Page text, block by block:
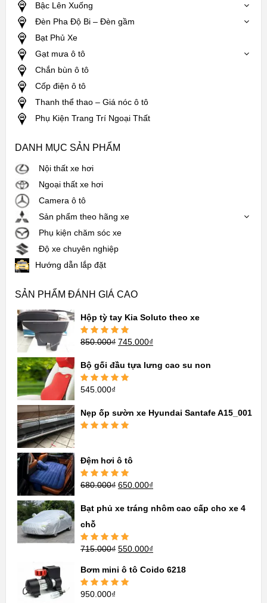
Bậc Lên Xuống
Đèn Pha Độ Bi – Đèn gầm
Bạt Phủ Xe
Gạt mưa ô tô
Chắn bùn ô tô
Cốp điện ô tô
Thanh thể thao – Giá nóc ô tô
Phụ Kiện Trang Trí Ngoại Thất
DANH MỤC SẢN PHẨM
Nội thất xe hơi
Ngoại thất xe hơi
Camera ô tô
Sản phẩm theo hãng xe
Phụ kiện chăm sóc xe
Độ xe chuyên nghiệp
Hướng dẫn lắp đặt
SẢN PHẨM ĐÁNH GIÁ CAO
Hộp tỳ tay Kia Soluto theo xe
Được xếp
850.000₫ 745.000₫
Bộ gối đầu tựa lưng cao su non
Được xếp
545.000₫
Nẹp ốp sườn xe Hyundai Santafe A15_001
Đệm hơi ô tô
Được xếp
680.000₫ 650.000₫
Bạt phủ xe tráng nhôm cao cấp cho xe 4
chỗ
Được xếp
sao
715.000₫ 550.000₫
Bơm mini ô tô Coido 6218
Được xếp
950.000₫